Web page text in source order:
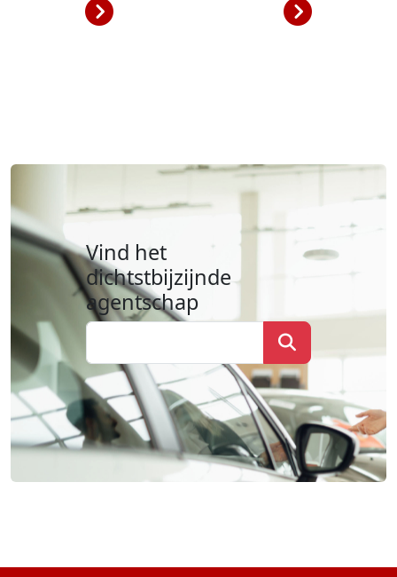
Vind het
dichtstbijzijnde
agentschap